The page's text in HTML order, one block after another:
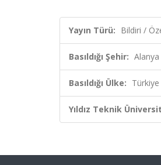
Yayın Türü: Bildiri /
Basıldığı Şehir: Alanya
Basıldığı Ülke: Türkiye
Yıldız Teknik